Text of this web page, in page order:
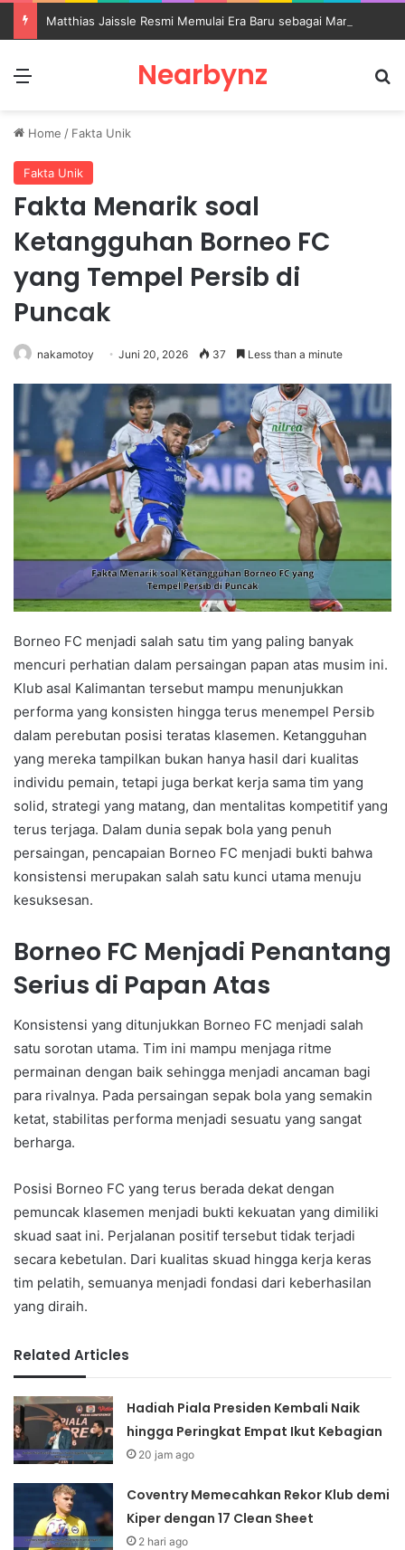
Nearbynz
Home / Fakta Unik
Fakta Unik
Fakta Menarik soal
Ketangguhan Borneo FC
yang Tempel Persib di
Puncak
nakamotoy Juni 20, 2026 37 Less than a minute
Borneo FC menjadi salah satu tim yang paling banyak
mencuri perhatian dalam persaingan papan atas musim ini.
Klub asal Kalimantan tersebut mampu menunjukkan
performa yang konsisten hingga terus menempel Persib
dalam perebutan posisi teratas klasemen. Ketangguhan
yang mereka tampilkan bukan hanya hasil dari kualitas
individu pemain, tetapi juga berkat kerja sama tim yang
solid, strategi yang matang, dan mentalitas kompetitif yang
terus terjaga. Dalam dunia sepak bola yang penuh
persaingan, pencapaian Borneo FC menjadi bukti bahwa
konsistensi merupakan salah satu kunci utama menuju
kesuksesan.
Borneo FC Menjadi Penantang
Serius di Papan Atas
Konsistensi yang ditunjukkan Borneo FC menjadi salah
satu sorotan utama. Tim ini mampu menjaga ritme
permainan dengan baik sehingga menjadi ancaman bagi
para rivalnya. Pada persaingan sepak bola yang semakin
ketat, stabilitas performa menjadi sesuatu yang sangat
berharga.
Posisi Borneo FC yang terus berada dekat dengan
pemuncak klasemen menjadi bukti kekuatan yang dimiliki
skuad saat ini. Perjalanan positif tersebut tidak terjadi
secara kebetulan. Dari kualitas skuad hingga kerja keras
tim pelatih, semuanya menjadi fondasi dari keberhasilan
yang diraih.
Related Articles
Hadiah Piala Presiden Kembali Naik
hingga Peringkat Empat Ikut Kebagian
20 jam ago
Coventry Memecahkan Rekor Klub demi
Kiper dengan 17 Clean Sheet
2 hari ago